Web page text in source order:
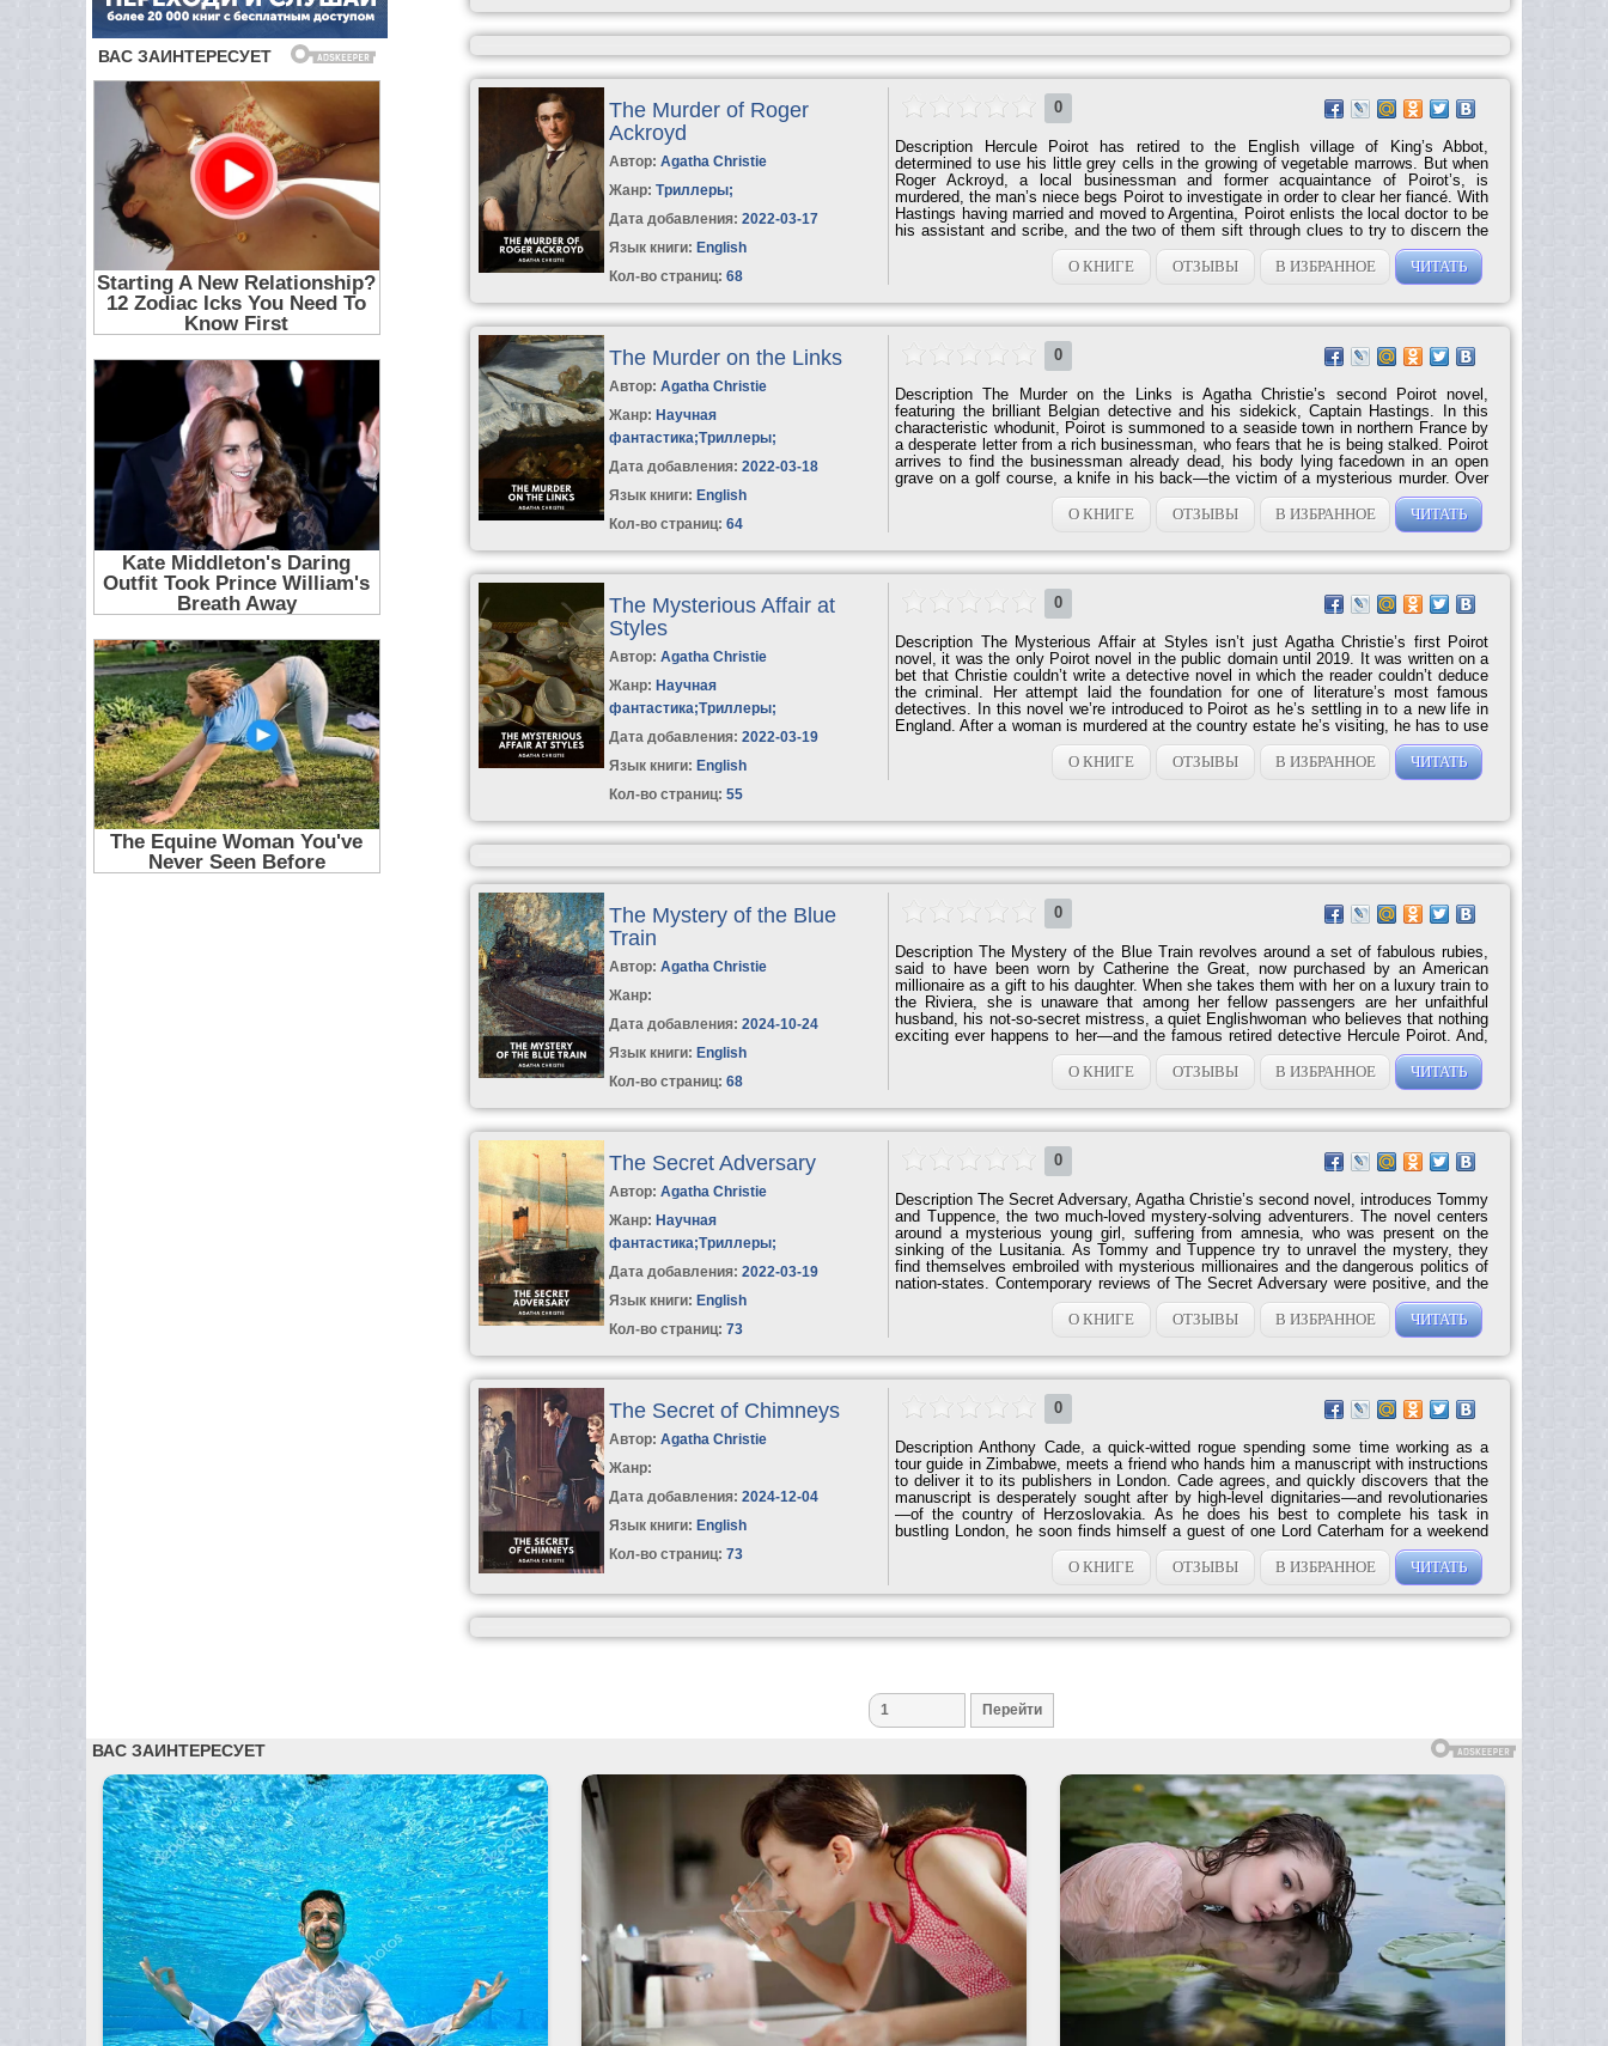
The Murder of Roger
Ackroyd
Автор:Agatha Christie
Жанр: Триллеры;
Дата добавления: 2022-03-17
Язык книги: English
Кол-во страниц: 68
0
Description Hercule Poirot has retired to the English village of King’s Abbot,
determined to use his little grey cells in the growing of vegetable marrows. But when
Roger Ackroyd, a local businessman and former acquaintance of Poirot’s, is
murdered, the man’s niece begs Poirot to investigate in order to clear her fiancé. With
Hastings having married and moved to Argentina, Poirot enlists the local doctor to be
his assistant and scribe, and the two of them sift through clues to try to discern the
ones that will lead them to the killer. Agatha Christie’s two previous Poirot novels had
been generally well-received, but The Murder of Roger Ackroyd made her a household
О КНИГЕ ОТЗЫВЫ В ИЗБРАННОЕ ЧИТАТЬ
The Murder on the Links
Автор:Agatha Christie
Жанр: Научная
фантастика;Триллеры;
Дата добавления: 2022-03-18
Язык книги: English
Кол-во страниц: 64
0
Description The Murder on the Links is Agatha Christie’s second Poirot novel,
featuring the brilliant Belgian detective and his sidekick, Captain Hastings. In this
characteristic whodunit, Poirot is summoned to a seaside town in northern France by
a desperate letter from a rich businessman, who fears that he is being stalked. Poirot
arrives to find the businessman already dead, his body lying facedown in an open
grave on a golf course, a knife in his back—the victim of a mysterious murder. Over
the coming days Poirot clashes wits with an arrogant Parisian detective, Giraud,
while Hastings finds himself pining after a...
О КНИГЕ ОТЗЫВЫ В ИЗБРАННОЕ ЧИТАТЬ
The Mysterious Affair at
Styles
Автор:Agatha Christie
Жанр: Научная
фантастика;Триллеры;
Дата добавления: 2022-03-19
Язык книги: English
Кол-во страниц: 55
0
Description The Mysterious Affair at Styles isn’t just Agatha Christie’s first Poirot
novel, it was the only Poirot novel in the public domain until 2019. It was written on a
bet that Christie couldn’t write a detective novel in which the reader couldn’t deduce
the criminal. Her attempt laid the foundation for one of literature’s most famous
detectives. In this novel we’re introduced to Poirot as he’s settling in to a new life in
England. After a woman is murdered at the country estate he’s visiting, he has to use
his detective skills to catch the criminal. The Mysterious Affair at Styles sets...
О КНИГЕ
ОТЗЫВЫ В ИЗБРАННОЕ ЧИТАТЬ
The Mystery of the Blue
Train
Автор:Agatha Christie
Жанр:
Дата добавления: 2024-10-24
Язык книги: English
Кол-во страниц: 68
0
Description The Mystery of the Blue Train revolves around a set of fabulous rubies,
said to have been worn by Catherine the Great, now purchased by an American
millionaire as a gift to his daughter. When she takes them with her on a luxury train to
the Riviera, she is unaware that among her fellow passengers are her unfaithful
husband, his not-so-secret mistress, a quiet Englishwoman who believes that nothing
exciting ever happens to her—and the famous retired detective Hercule Poirot. And,
possibly, a murderer. Despite positive critical reception of this entry in the Poirot
canon, Christie described this as the...
О КНИГЕ ОТЗЫВЫ В ИЗБРАННОЕ ЧИТАТЬ
The Secret Adversary
Автор:Agatha Christie
Жанр: Научная
фантастика;Триллеры;
Дата добавления: 2022-03-19
Язык книги: English
Кол-во страниц: 73
0
Description The Secret Adversary, Agatha Christie’s second novel, introduces Tommy
and Tuppence, the two much-loved mystery-solving adventurers. The novel centers
around a mysterious young girl, suffering from amnesia, who was present on the
sinking of the Lusitania. As Tommy and Tuppence try to unravel the mystery, they
find themselves embroiled with mysterious millionaires and the dangerous politics of
nation-states. Contemporary reviews of The Secret Adversary were positive, and the
success of the novel paved the way not just for future Tommy and Tuppence
adventures, but for a long, storied career of literary success for...
О КНИГЕ ОТЗЫВЫ В ИЗБРАННОЕ ЧИТАТЬ
The Secret of Chimneys
Автор:Agatha Christie
Жанр:
Дата добавления: 2024-12-04
Язык книги: English
Кол-во страниц: 73
0
Description Anthony Cade, a quick-witted rogue spending some time working as a
tour guide in Zimbabwe, meets a friend who hands him a manuscript with instructions
to deliver it to its publishers in London. Cade agrees, and quickly discovers that the
manuscript is desperately sought after by high-level dignitaries—and revolutionaries
—of the country of Herzoslovakia. As he does his best to complete his task in
bustling London, he soon finds himself a guest of one Lord Caterham for a weekend
party at his country estate, Chimneys. Chimneys, legendary for its long history of
esteemed guests ranging from politicians to business magnates to royalty, is an ideal
location for a murder mystery: it’s palatial, filled with secret rooms, and surrounded
by...
О КНИГЕ ОТЗЫВЫ В ИЗБРАННОЕ ЧИТАТЬ